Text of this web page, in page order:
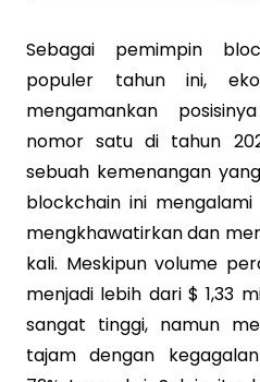
Sebagai pemimpin
populer tahun ini,
mengamankan
nomor satu di tahun
sebuah kemenangan
blockchain ini
mengkhawatirkan dan
kali. Meskipun volume
menjadi lebih dari $ 1,33
sangat tinggi, namun
tajam dengan